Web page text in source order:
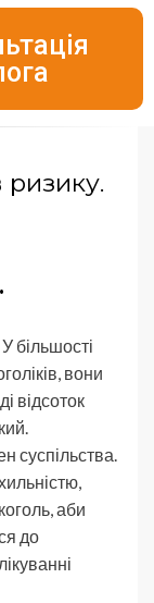
ризику.
більшості
вони
відсоток
суспільства.
аби
до